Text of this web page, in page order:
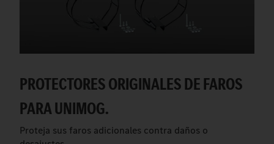
PROTECTORES ORIGINALES DE FAROS
PARA UNIMOG.
Proteja sus faros adicionales contra daños o